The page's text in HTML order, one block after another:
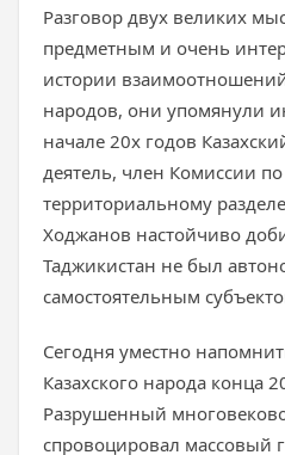
Разговор двух великих
предметным и очень
истории
народов, они упомянули
начале 20х годов
деятель, член Комиссии
территориальному
Ходжанов настойчиво
Таджикистан не был
самостоятельным
Сегодня уместно
Казахского народа конца
Разрушенный
спровоцировал массовый